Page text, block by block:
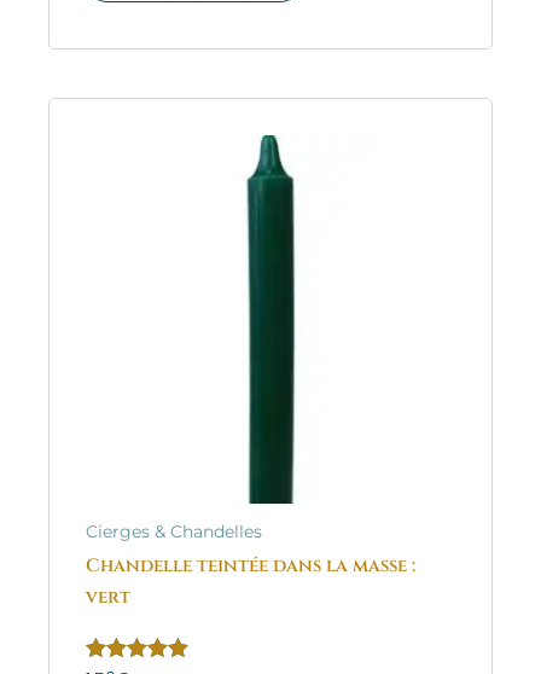
Cierges & Chandelles
Chandelle teintée dans la masse :
vert